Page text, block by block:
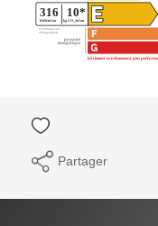
Partager